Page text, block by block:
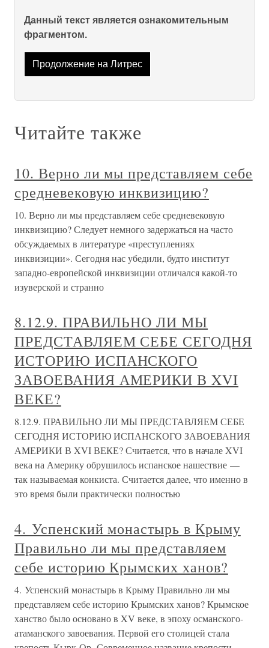
Данный текст является ознакомительным
фрагментом.
Продолжение на Литрес
Читайте также
10. Верно ли мы представляем себе
средневековую инквизицию?
10. Верно ли мы представляем себе средневековую
инквизицию? Следует немного задержаться на часто
обсуждаемых в литературе «преступлениях
инквизиции». Сегодня нас убедили, будто институт
западно-европейской инквизиции отличался какой-то
изуверской и странно
8.12.9. ПРАВИЛЬНО ЛИ МЫ
ПРЕДСТАВЛЯЕМ СЕБЕ СЕГОДНЯ
ИСТОРИЮ ИСПАНСКОГО
ЗАВОЕВАНИЯ АМЕРИКИ В XVI
ВЕКЕ?
8.12.9. ПРАВИЛЬНО ЛИ МЫ ПРЕДСТАВЛЯЕМ СЕБЕ
СЕГОДНЯ ИСТОРИЮ ИСПАНСКОГО ЗАВОЕВАНИЯ
АМЕРИКИ В XVI ВЕКЕ? Считается, что в начале XVI
века на Америку обрушилось испанское нашествие —
так называемая конкиста. Считается далее, что именно в
это время были практически полностью
4. Успенский монастырь в Крыму
Правильно ли мы представляем
себе историю Крымских ханов?
4. Успенский монастырь в Крыму Правильно ли мы
представляем себе историю Крымских ханов? Крымское
ханство было основано в XV веке, в эпоху османского-
атаманского завоевания. Первой его столицей стала